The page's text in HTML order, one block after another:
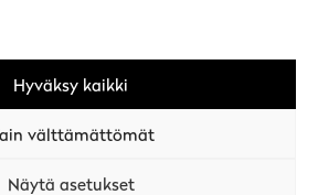
Hyväksy kaikki
välttämättömät
Näytä asetukset
kohtaamispaikka (tyomarkkinatori.fi)